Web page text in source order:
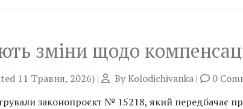
зміни щодо
11 Травня, 2026) | By Kolodichivanka |
0
законопроєкт № 15218, який передбачає